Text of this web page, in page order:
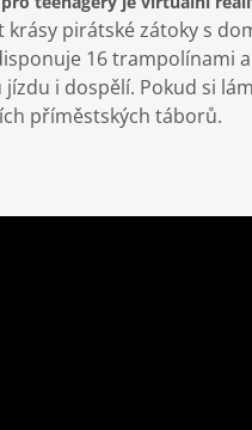
pirátské zátoky s
16 trampolínami
i dospělí. Pokud si
příměstských táborů.